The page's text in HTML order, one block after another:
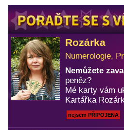
Rozárka
Numerologie,
Nemůžete
peněz?
Mé karty vám
Kartářka
nejsem PŘIPOJENA